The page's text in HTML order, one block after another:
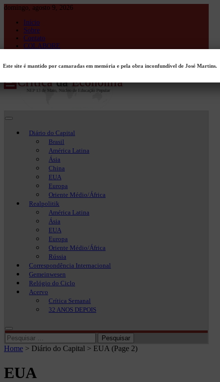
Skip
content
domingo, agosto 9, 2026
Início
Sobre
Contato
COLABORE
Crítica da Economia
Crítica da Economia
Diário do Capital
Brasil
América Latina
Ásia
China
EUA
Europa
Oriente Médio/África
Realpolitik
América Latina
Ásia
EUA
Europa
Oriente Médio/África
Rússia
Correspondência Internacional
Gemeinwesen
Relógio do Ciclo
Acervo
Crítica Semanal
32 ANOS DEPOIS
Pesquisar
por:
Home > Diário do Capital > EUA (Page 2)
EUA
Este site é mantido por camaradas em memória e pela obra inconfundível de José Martins.